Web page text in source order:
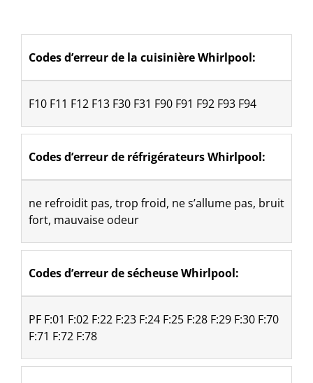
Codes d’erreur de la cuisinière Whirlpool:
​F10 F11 F12 F13 F30 F31 F90 F91 F92 F93 F94
Codes d’erreur de réfrigérateurs Whirlpool:
ne refroidit pas, trop froid, ne s’allume pas, bruit
fort, mauvaise odeur
Codes d’erreur de sécheuse Whirlpool:
PF F:01 F:02 F:22 F:23 F:24 F:25 F:28 F:29 F:30 F:70
F:71 F:72 F:78